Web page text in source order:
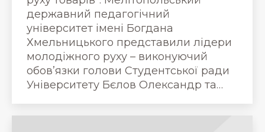
державний педагогічний
університет імені Богдана
Хмельницького представили лідери
молодіжного руху – виконуючий
обовʼязки голови Студентської ради
Університету Бєлов Олександр та…